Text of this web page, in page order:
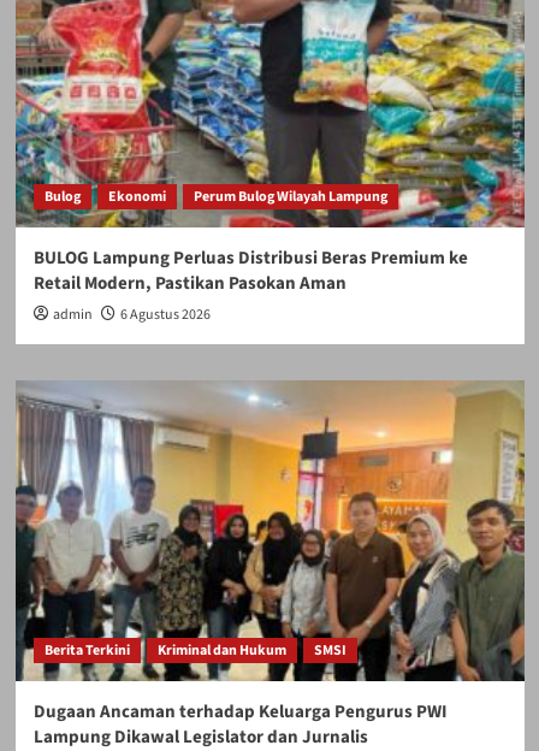
Bulog Ekonomi Perum Bulog Wilayah Lampung
BULOG Lampung Perluas Distribusi Beras Premium ke
Retail Modern, Pastikan Pasokan Aman
admin 6 Agustus 2026
Berita Terkini Kriminal dan Hukum SMSI
Dugaan Ancaman terhadap Keluarga Pengurus PWI
Lampung Dikawal Legislator dan Jurnalis